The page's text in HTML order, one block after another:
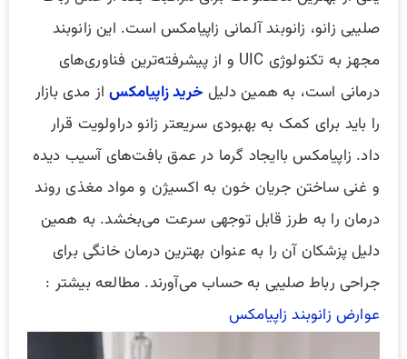
صلیبی زانو، زانوبند آلمانی زاپیامکس است. این زانوبند
مجهز به تکنولوژی UIC و از پیشرفته‌ترین فناوری‌های
درمانی است، به همین دلیل خرید زاپیامکساز مدی بازار
را باید برای کمک به بهبودی سریعتر زانو دراولویت قرار
داد. زاپیامکس باایجاد گرما در عمق بافت‌های آسیب دیده
و غنی ساختن جریان خون به اکسیژن و مواد مغذی روند
درمان را به طرز قابل توجهی سرعت می‌بخشد. به همین
دلیل پزشکان آن را به عنوان بهترین درمان خانگی برای
جراحی رباط صلیبی به حساب می‌آورند. مطالعه بیشتر :
عوارض زانوبند زاپیامکس